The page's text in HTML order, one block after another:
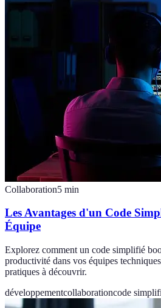
Collaboration5 min
Les Avantages d'un Code
Équipe
Explorez comment un code simplifié
productivité dans vos équipes
pratiques à découvrir.
développementcollaborationcode